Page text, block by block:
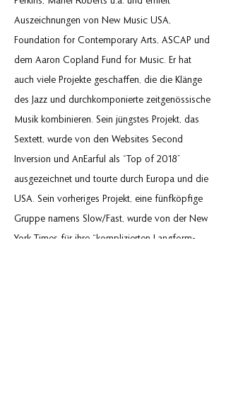
Auszeichnungen von New Music USA,
Foundation for Contemporary Arts, ASCAP und
dem Aaron Copland Fund for Music. Er hat
auch viele Projekte geschaffen, die die Klänge
des Jazz und durchkomponierte zeitgenössische
Musik kombinieren. Sein jüngstes Projekt, das
Sextett, wurde von den Websites Second
Inversion und AnEarful als “Top of 2018”
ausgezeichnet und tourte durch Europa und die
USA. Sein vorheriges Projekt, eine fünfköpfige
Gruppe namens Slow/Fast, wurde von der New
York Times für ihre “komplizierten Langform-